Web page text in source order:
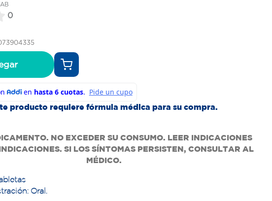
0
producto requiere fórmula médica para su compra.
NO EXCEDER SU CONSUMO. LEER INDICACIONES
SI LOS SÍNTOMAS PERSISTEN, CONSULTAR AL
MÉDICO.
Oral.